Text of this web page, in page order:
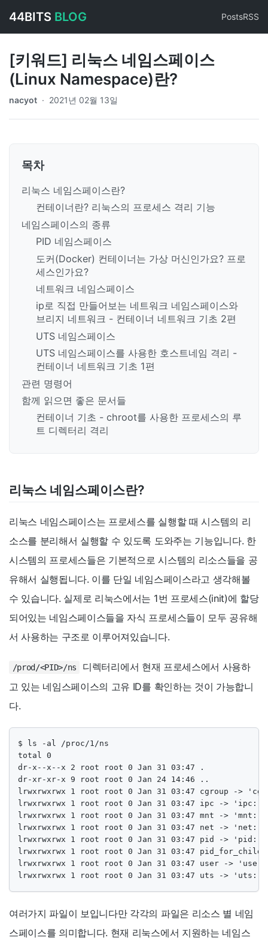
44BITS BLOG PostsRSS
[키워드] 리눅스 네임스페이스
(Linux Namespace)란?
nacyot · 2021년 02월 13일
목차
리눅스 네임스페이스란?
컨테이너란? 리눅스의 프로세스 격리 기능
네임스페이스의 종류
PID 네임스페이스
도커(Docker) 컨테이너는 가상 머신인가요? 프로
세스인가요?
네트워크 네임스페이스
ip로 직접 만들어보는 네트워크 네임스페이스와
브리지 네트워크 - 컨테이너 네트워크 기초 2편
UTS 네임스페이스
UTS 네임스페이스를 사용한 호스트네임 격리 -
컨테이너 네트워크 기초 1편
관련 명령어
함께 읽으면 좋은 문서들
컨테이너 기초 - chroot를 사용한 프로세스의 루
트 디렉터리 격리
리눅스 네임스페이스란?
리눅스 네임스페이스는 프로세스를 실행할 때 시스템의 리
소스를 분리해서 실행할 수 있도록 도와주는 기능입니다. 한
시스템의 프로세스들은 기본적으로 시스템의 리소스들을 공
유해서 실행됩니다. 이를 단일 네임스페이스라고 생각해볼
수 있습니다. 실제로 리눅스에서는 1번 프로세스(init)에 할당
되어있는 네임스페이스들을 자식 프로세스들이 모두 공유해
서 사용하는 구조로 이루어져있습니다.
/prod/<PID>/ns
디렉터리에서 현재 프로세스에서 사용하
고 있는 네임스페이스의 고유 ID를 확인하는 것이 가능합니
다.
$ ls -al /proc/1/ns
total 0
dr-x--x--x 2 root root 0 Jan 31 03:47 .
dr-xr-xr-x 9 root root 0 Jan 24 14:46 ..
lrwxrwxrwx 1 root root 0 Jan 31 03:47 cgroup ->
lrwxrwxrwx 1 root root 0 Jan 31 03:47 ipc ->
lrwxrwxrwx 1 root root 0 Jan 31 03:47 mnt ->
lrwxrwxrwx 1 root root 0 Jan 31 03:47 net ->
lrwxrwxrwx 1 root root 0 Jan 31 03:47 pid ->
lrwxrwxrwx 1 root root 0 Jan 31 03:47
lrwxrwxrwx 1 root root 0 Jan 31 03:47 user ->
lrwxrwxrwx 1 root root 0 Jan 31 03:47 uts ->
여러가지 파일이 보입니다만 각각의 파일은 리소스 별 네임
스페이스를 의미합니다. 현재 리눅스에서 지원하는 네임스